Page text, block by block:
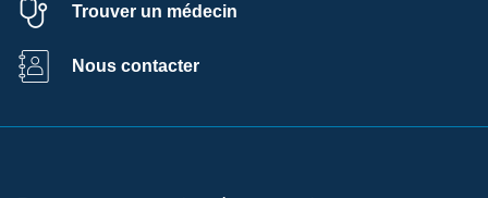
Trouver un médecin
Nous contacter